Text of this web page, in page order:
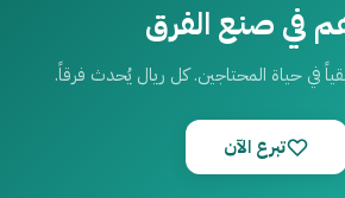
في صنع الفرق
في حياة المحتاجين. كل ريال يُحدث فرقاً.
تبرع الآن